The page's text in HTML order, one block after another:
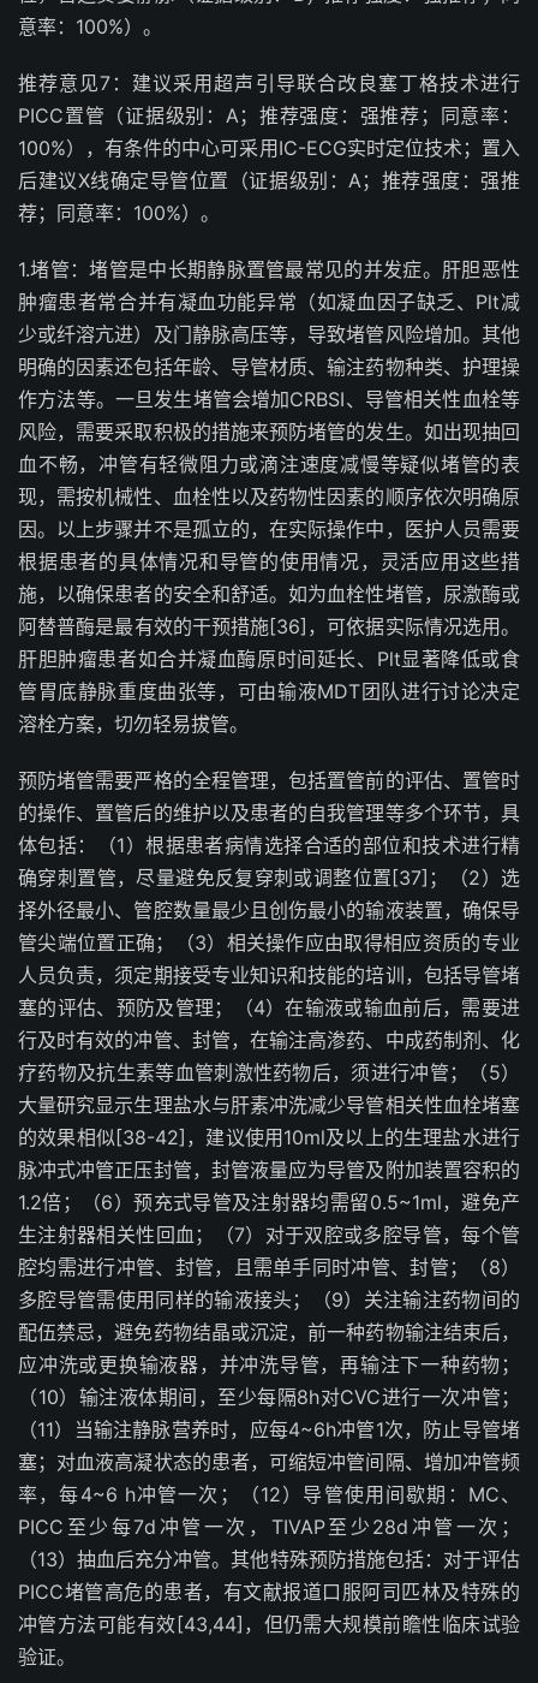
意率： 100%）。
推荐意见7 ：建议采用超声引导联合改良塞丁格技术进行
PICC置管（证据级别： A；推荐强度：强推荐；同意率：
100%），有条件的中心可采用 IC-ECG实时定位技术；置入
后建议X线确定导管位置（证据级别：A；推荐强度：强推
荐；同意率： 100%）。
1.堵管：堵管是中长期静脉置管最常见的并发症。肝胆恶性
肿瘤患者常合并有凝血功能异常（如凝血因子缺乏、 Plt减
少或纤溶亢进）及门静脉高压等，导致堵管风险增加。其他
明确的因素还包括年龄、导管材质、输注药物种类、护理操
作方法等。一旦发生堵管会增加CRBSI、导管相关性血栓等
风险，需要采取积极的措施来预防堵管的发生。如出现抽回
血不畅，冲管有轻微阻力或滴注速度减慢等疑似堵管的表
现，需按机械性、血栓性以及药物性因素的顺序依次明确原
因。以上步骤并不是孤立的，在实际操作中，医护人员需要
根据患者的具体情况和导管的使用情况，灵活应用这些措
施，以确保患者的安全和舒适。如为血栓性堵管，尿激酶或
阿替普酶是最有效的干预措施[36] ，可依据实际情况选用。
肝胆肿瘤患者如合并凝血酶原时间延长、 Plt显著降低或食
管胃底静脉重度曲张等，可由输液MDT团队进行讨论决定
溶栓方案，切勿轻易拔管。
预防堵管需要严格的全程管理，包括置管前的评估、置管时
的操作、置管后的维护以及患者的自我管理等多个环节，具
体包括：（1）根据患者病情选择合适的部位和技术进行精
确穿刺置管，尽量避免反复穿刺或调整位置 [37] ；（2）选
择外径最小、管腔数量最少且创伤最小的输液装置，确保导
管尖端位置正确；（3）相关操作应由取得相应资质的专业
人员负责，须定期接受专业知识和技能的培训，包括导管堵
塞的评估、预防及管理；（4）在输液或输血前后，需要进
行及时有效的冲管、封管，在输注高渗药、中成药制剂、化
疗药物及抗生素等血管刺激性药物后，须进行冲管；（5）
大量研究显示生理盐水与肝素冲洗减少导管相关性血栓堵塞
的效果相似 [38-42] ，建议使用 10ml及以上的生理盐水进行
脉冲式冲管正压封管，封管液量应为导管及附加装置容积的
1.2倍；（6）预充式导管及注射器均需留0.5~1ml，避免产
生注射器相关性回血；（7）对于双腔或多腔导管，每个管
腔均需进行冲管、封管，且需单手同时冲管、封管；（8）
多腔导管需使用同样的输液接头；（9）关注输注药物间的
配伍禁忌，避免药物结晶或沉淀，前一种药物输注结束后，
应冲洗或更换输液器，并冲洗导管，再输注下一种药物；
（10）输注液体期间，至少每隔8h对CVC进行一次冲管；
（11）当输注静脉营养时，应每4~6h冲管1次，防止导管堵
塞；对血液高凝状态的患者，可缩短冲管间隔、增加冲管频
率，每4~6 h冲管一次；（12）导管使用间歇期： MC、
PICC 至少每7d 冲管一次， TIVAP至少 28d 冲管一次；
（13）抽血后充分冲管。其他特殊预防措施包括：对于评估
PICC堵管高危的患者，有文献报道口服阿司匹林及特殊的
冲管方法可能有效 [43,44] ，但仍需大规模前瞻性临床试验
验证。